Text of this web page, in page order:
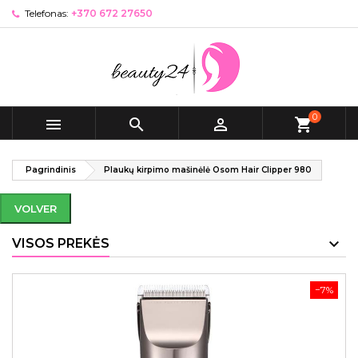
Telefonas: +370 672 27650
   shopping_cart0
Pagrindinis Plaukų kirpimo mašinėlė Osom Hair Clipper 980
VOLVER
VISOS PREKĖS
−7%